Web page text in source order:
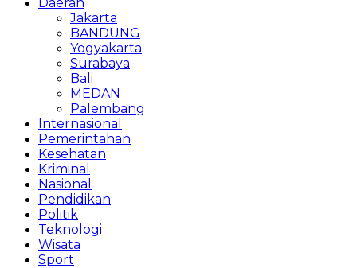
Jakarta
BANDUNG
Yogyakarta
Surabaya
Bali
MEDAN
Palembang
Internasional
Pemerintahan
Kesehatan
Kriminal
Nasional
Pendidikan
Politik
Teknologi
Wisata
Sport